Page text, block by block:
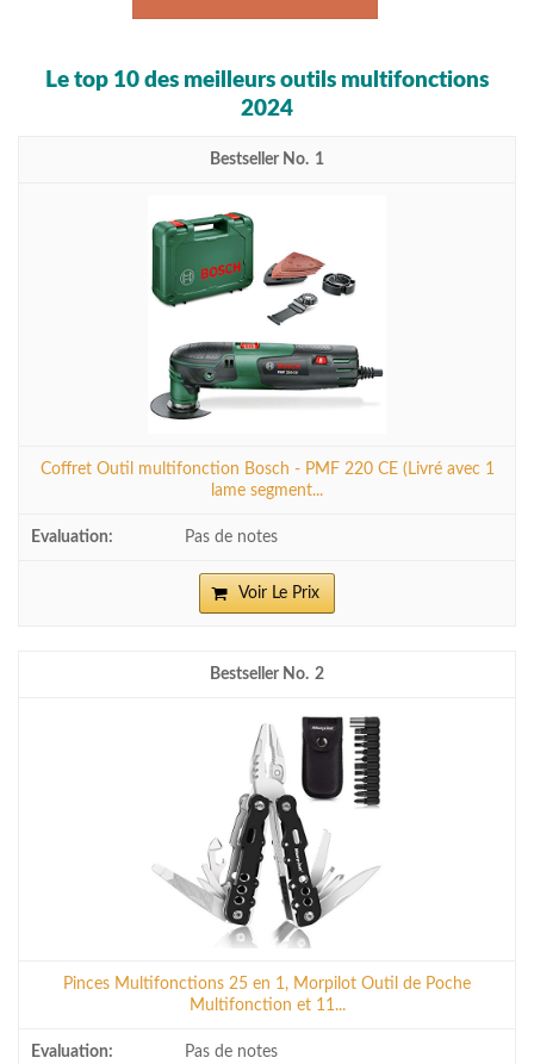
Le top 10 des meilleurs outils multifonctions
2024
1
Coffret Outil multifonction Bosch - PMF 220 CE (Livré avec 1
lame segment...
Pas de notes
Voir Le Prix
2
Pinces Multifonctions 25 en 1, Morpilot Outil de Poche
Multifonction et 11...
Pas de notes